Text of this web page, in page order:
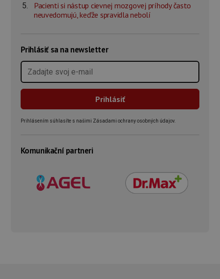
Pacienti si nástup cievnej mozgovej príhody často
neuvedomujú, keďže spravidla nebolí
Prihlásiť sa na newsletter
Prihlásením súhlasíte s našimi Zásadami ochrany osobných údajov.
Komunikační partneri